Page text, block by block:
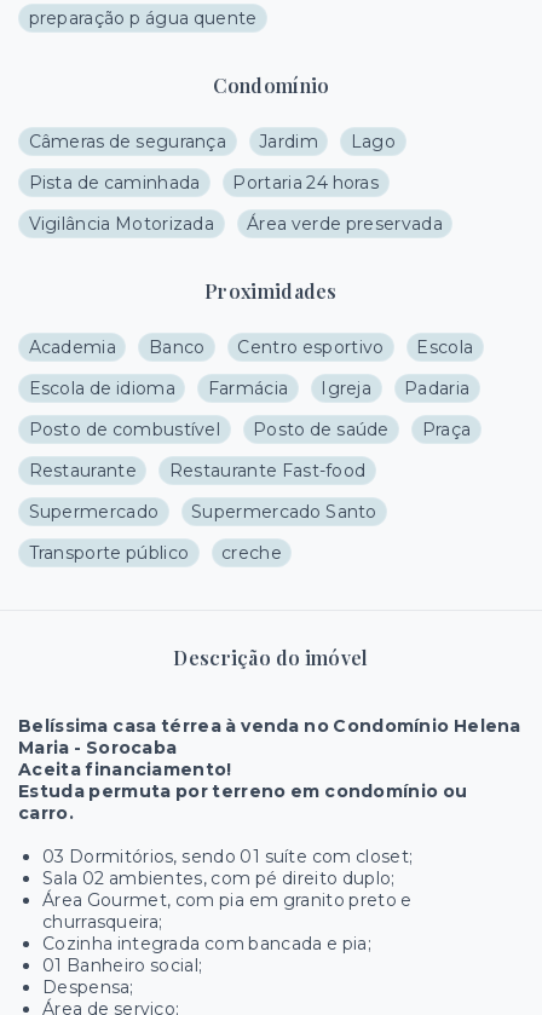
preparação p água quente
Condomínio
Câmeras de segurança Jardim
Lago
Pista de caminhada
Portaria 24 horas
Vigilância Motorizada
Área verde preservada
Proximidades
Academia Banco Centro esportivo
Escola
Escola de idioma
Farmácia Igreja
Padaria
Posto de combustível
Posto de saúde
Praça
Restaurante
Restaurante Fast-food
Supermercado
Supermercado Santo
Transporte público
creche
Descrição do imóvel
Belíssima casa térrea à venda no Condomínio Helena
Maria - Sorocaba
Aceita financiamento!
Estuda permuta por terreno em condomínio ou
carro.
03 Dormitórios, sendo 01 suíte com closet;
Sala 02 ambientes, com pé direito duplo;
Área Gourmet, com pia em granito preto e
churrasqueira;
Cozinha integrada com bancada e pia;
01 Banheiro social;
Despensa;
Área de serviço;